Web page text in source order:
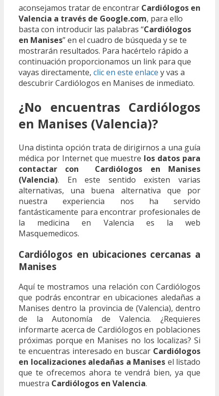
aconsejamos tratar de encontrar Cardiólogos en
Valencia a través de Google.com, para ello
basta con introducir las palabras “Cardiólogos
en Manises” en el cuadro de búsqueda y se te
mostrarán resultados. Para hacértelo rápido a
continuación proporcionamos un link para que
vayas directamente, clic en este enlace y vas a
descubrir Cardiólogos en Manises de inmediato.
¿No encuentras Cardiólogos
en Manises (Valencia)?
Una distinta opción trata de dirigirnos a una guía
médica por Internet que muestre los datos para
contactar con Cardiólogos en Manises
(Valencia). En este sentido existen varias
alternativas, una buena alternativa que por
nuestra experiencia nos ha servido
fantásticamente para encontrar profesionales de
la medicina en Valencia es la web
Masquemedicos.
Cardiólogos en ubicaciones cercanas a
Manises
Aquí te mostramos una relación con Cardiólogos
que podrás encontrar en ubicaciones aledañas a
Manises dentro la provincia de (Valencia), dentro
de la Autonomía de Valencia. ¿Requieres
informarte acerca de Cardiólogos en poblaciones
próximas porque en Manises no los localizas? Si
te encuentras interesado en buscar Cardiólogos
en localizaciones aledañas a Manises el listado
que te ofrecemos ahora te vendrá bien, ya que
muestra Cardiólogos en Valencia.